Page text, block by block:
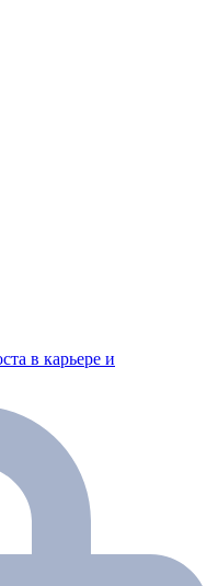
в карьере и